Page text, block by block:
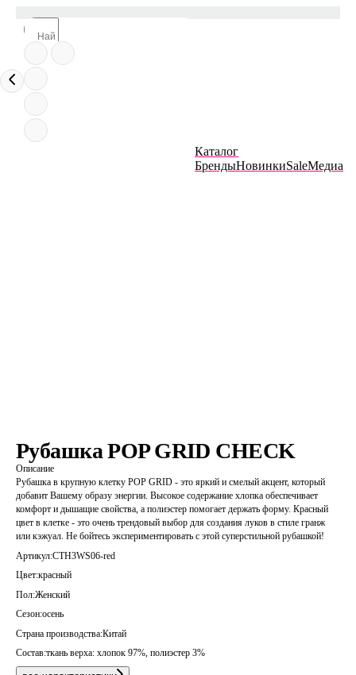
Каталог
БрендыНовинкиSaleМедиа
Рубашка POP GRID CHECK
Описание
Рубашка в крупную клетку POP GRID - это яркий и смелый акцент, который
добавит Вашему образу энергии. Высокое содержание хлопка обеспечивает
комфорт и дышащие свойства, а полиэстер помогает держать форму. Красный
цвет в клетке - это очень трендовый выбор для создания луков в стиле гранж
или кэжуал. Не бойтесь экспериментировать с этой суперстильной рубашкой!
Артикул:CTH3WS06-red
Цвет:красный
Пол:Женский
Сезон:осень
Страна производства:Китай
Состав:ткань верха: хлопок 97%, полиэстер 3%